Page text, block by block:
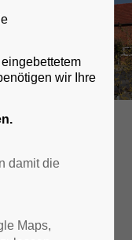
wir Ihre
damit die
Maps,